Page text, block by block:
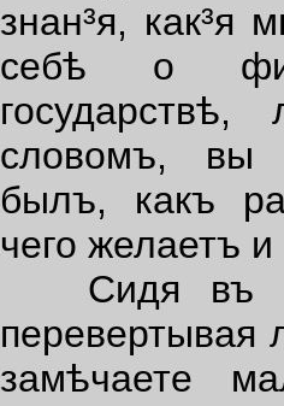
знан³я, как³я
себѣ о
государствѣ,
словомъ, вы
былъ, какъ
чего желаетъ
Сидя въ
перевертывая
замѣчаете